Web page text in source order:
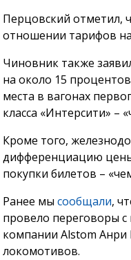
Перцовский отметил,
отношении тарифов
Чиновник также
на около 15
места в вагонах
класса «Интерсити» –
Кроме того,
дифференциацию
покупки билетов –
Ранее мысообщали,
провело переговоры
компании Alstom
локомотивов.